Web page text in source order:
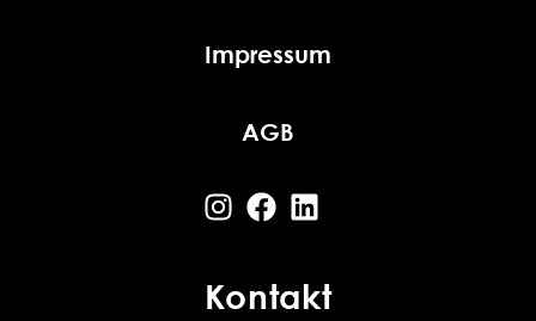
Impressum
AGB
Kontakt